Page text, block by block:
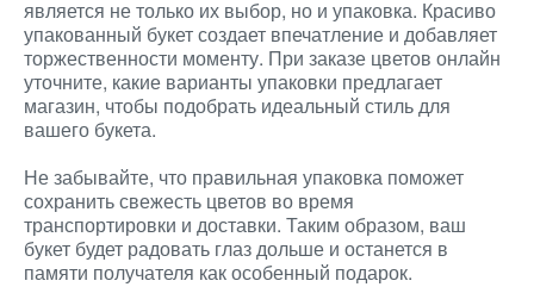
является не только их выбор, но и упаковка. Красиво
упакованный букет создает впечатление и добавляет
торжественности моменту. При заказе цветов онлайн
уточните, какие варианты упаковки предлагает
магазин, чтобы подобрать идеальный стиль для
вашего букета.
Не забывайте, что правильная упаковка поможет
сохранить свежесть цветов во время
транспортировки и доставки. Таким образом, ваш
букет будет радовать глаз дольше и останется в
памяти получателя как особенный подарок.